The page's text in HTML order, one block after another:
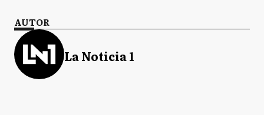
AUTOR
La Noticia 1